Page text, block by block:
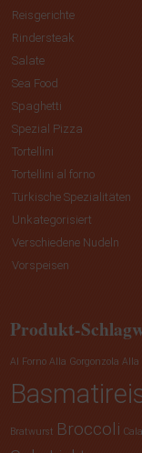
Reisgerichte
Rindersteak
Salate
Sea Food
Spaghetti
Spezial Pizza
Tortellini
Tortellini al forno
Türkische Spezialitäten
Unkategorisiert
Verschiedene Nudeln
Vorspeisen
Produkt-
Al Forno Alla Gorgonzola Alla
Bratwurst Broccoli